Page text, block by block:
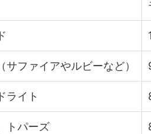
サファイアやルビーなど）
ライト
トパーズ